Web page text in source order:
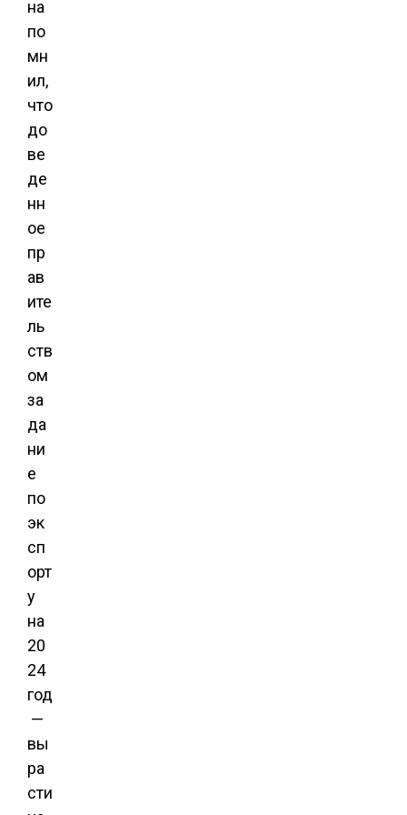
на
по
мн
ил,
что
до
ве
де
нн
ое
пр
ав
ите
ль
ств
ом
за
да
ни
е
по
эк
сп
орт
у
на
20
24
год
—
вы
ра
сти